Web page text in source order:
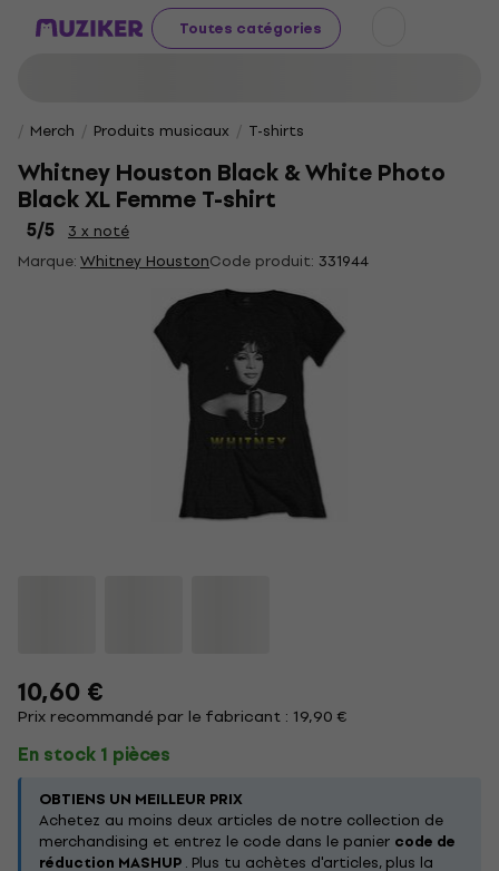
Toutes catégories
Merch Produits musicaux T-shirts
Whitney Houston Black & White Photo
Black XL Femme T-shirt
5/5
3 x noté
Marque:Whitney HoustonCode produit: 331944
10,60 €
Prix recommandé par le fabricant : 19,90 €
En stock 1 pièces
OBTIENS UN MEILLEUR PRIX
Achetez au moins deux articles de notre collection de
merchandising et entrez le code dans le panier code de
réduction MASHUP. Plus tu achètes d'articles, plus la